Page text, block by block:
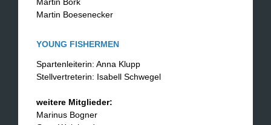
Martin Bork
Martin Boesenecker
YOUNG FISHERMEN
Spartenleiterin: Anna Klupp
Stellvertreterin: Isabell Schwegel
weitere Mitglieder:
Marinus Bogner